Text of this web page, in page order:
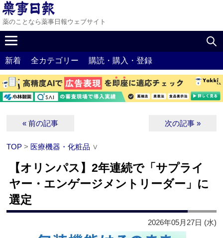
薬のことなら薬事日報ウェブサイト
新着 全カテゴリー 購読・購入・登録
« 前の記事 次の記事 »
TOP > 医療機器・化粧品 ∨
【オリンパス】2年連続で「サプライ
ヤー・エンゲージメントリーダー」に
選定
2026年05月27日 (水)